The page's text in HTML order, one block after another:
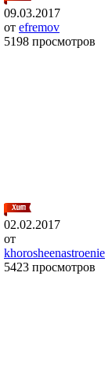
09.03.2017
от efremov
5198 просмотров
02.02.2017
от
khorosheenastroenie
5423 просмотров